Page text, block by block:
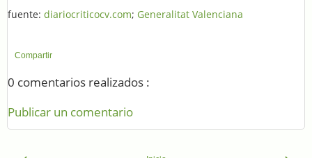
fuente: diariocriticocv.com; Generalitat Valenciana
Compartir
0 comentarios realizados :
Publicar un comentario